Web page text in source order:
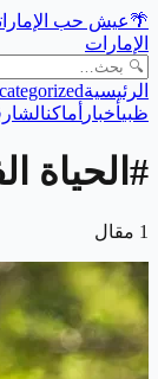
🌴عيش حب
الإمارات
الرئيسية
ظبيأخبار أماكن
# الحياة
1 مقال